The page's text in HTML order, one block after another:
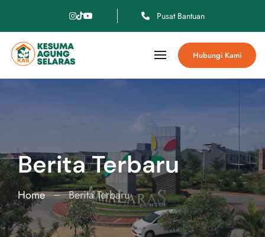
Pusat Bantuan
Hubungi Kami
Berita Terbaru
Home Berita Terbaru